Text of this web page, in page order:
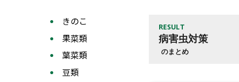
きのこ
果菜類
葉菜類
豆類
RESULT
病害虫対策
のまとめ